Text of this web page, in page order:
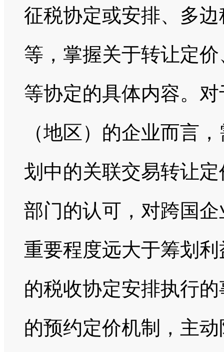
征税协定或安排、多
等，掌握关于转让定
等协定的具体内容。
（地区）的企业而言
划中的关联交易转让
部门的认可，对跨国
重要程度远大于筹划
的税收协定安排执行
的预约定价机制，主